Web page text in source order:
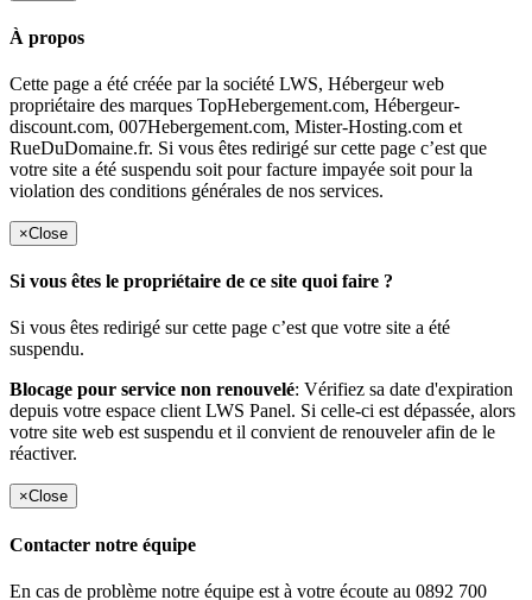
À propos
Cette page a été créée par la société LWS, Hébergeur web
propriétaire des marques TopHebergement.com, Hébergeur-
discount.com, 007Hebergement.com, Mister-Hosting.com et
RueDuDomaine.fr. Si vous êtes redirigé sur cette page c’est que
votre site a été suspendu soit pour facture impayée soit pour la
violation des conditions générales de nos services.
×Close
Si vous êtes le propriétaire de ce site quoi faire ?
Si vous êtes redirigé sur cette page c’est que votre site a été
suspendu.
Blocage pour service non renouvelé: Vérifiez sa date d'expiration
depuis votre espace client LWS Panel. Si celle-ci est dépassée, alors
votre site web est suspendu et il convient de renouveler afin de le
réactiver.
×Close
Contacter notre équipe
En cas de problème notre équipe est à votre écoute au 0892 700